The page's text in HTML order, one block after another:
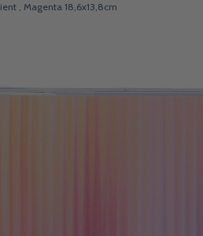
, Magenta 18,6x13,8cm